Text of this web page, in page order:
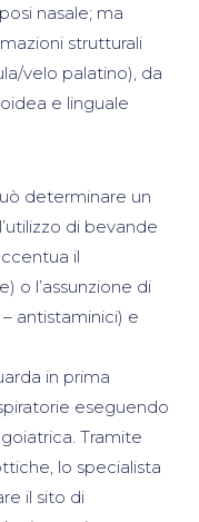
nasale; ma
strutturali
velo palatino), da
e linguale
determinare un
di bevande
il
o l’assunzione di
antistaminici) e
in prima
eseguendo
Tramite
lo specialista
il sito di